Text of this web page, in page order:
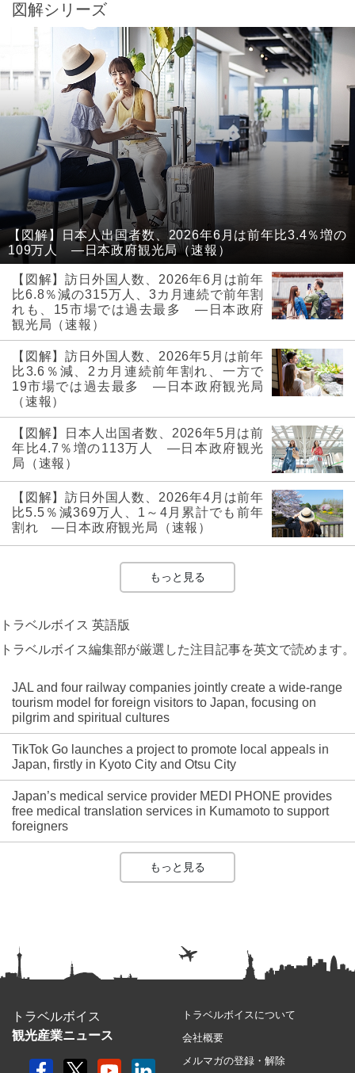
図解シリーズ
【図解】日本人出国者数、2026年6月は前年比3.4％増の
109万人 ―日本政府観光局（速報）
【図解】訪日外国人数、2026年6月は前年
比6.8％減の315万人、3カ月連続で前年割
れも、15市場では過去最多 ―日本政府
観光局（速報）
【図解】訪日外国人数、2026年5月は前年
比3.6％減、2カ月連続前年割れ、一方で
19市場では過去最多 ―日本政府観光局
（速報）
【図解】日本人出国者数、2026年5月は前
年比4.7％増の113万人 ―日本政府観光
局（速報）
【図解】訪日外国人数、2026年4月は前年
比5.5％減369万人、1～4月累計でも前年
割れ ―日本政府観光局（速報）
もっと見る
トラベルボイス 英語版
トラベルボイス編集部が厳選した注目記事を英文で読めます。
JAL and four railway companies jointly create a wide-range
tourism model for foreign visitors to Japan, focusing on
pilgrim and spiritual cultures
TikTok Go launches a project to promote local appeals in
Japan, firstly in Kyoto City and Otsu City
Japan’s medical service provider MEDI PHONE provides
free medical translation services in Kumamoto to support
foreigners
もっと見る
トラベルボイス
観光産業ニュース
トラベルボイスについて
会社概要
メルマガの登録・解除